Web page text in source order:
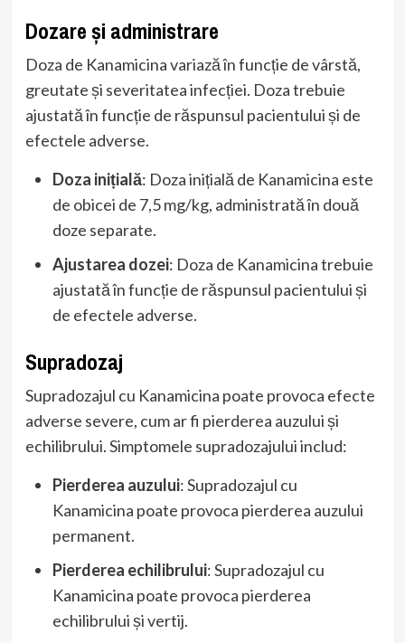
Dozare și administrare
Doza de Kanamicina variază în funcție de vârstă,
greutate și severitatea infecției. Doza trebuie
ajustată în funcție de răspunsul pacientului și de
efectele adverse.
Doza inițială: Doza inițială de Kanamicina este
de obicei de 7,5 mg/kg, administrată în două
doze separate.
Ajustarea dozei: Doza de Kanamicina trebuie
ajustată în funcție de răspunsul pacientului și
de efectele adverse.
Supradozaj
Supradozajul cu Kanamicina poate provoca efecte
adverse severe, cum ar fi pierderea auzului și
echilibrului. Simptomele supradozajului includ:
Pierderea auzului: Supradozajul cu
Kanamicina poate provoca pierderea auzului
permanent.
Pierderea echilibrului: Supradozajul cu
Kanamicina poate provoca pierderea
echilibrului și vertij.